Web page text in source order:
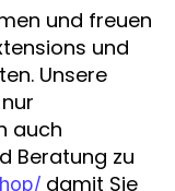
und freuen
und
Unsere
auch
Beratung zu
damit Sie